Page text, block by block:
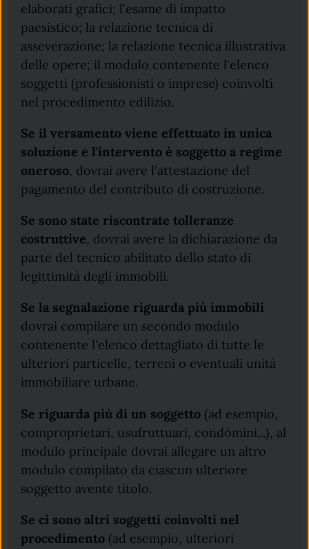
elaborati grafici; l'esame di impatto
paesistico; la relazione tecnica di
asseverazione; la relazione tecnica illustrativa
delle opere; il modulo contenente l'elenco
soggetti (professionisti o imprese) coinvolti
nel procedimento edilizio.
Se il versamento viene effettuato in unica
soluzione e l'intervento è soggetto a regime
oneroso, dovrai avere l'attestazione del
pagamento del contributo di costruzione.
Se sono state riscontrate tolleranze
costruttive, dovrai avere la dichiarazione da
parte del tecnico abilitato dello stato di
legittimità degli immobili.
Se la segnalazione riguarda più immobili
dovrai compilare un secondo modulo
contenente l'elenco dettagliato di tutte le
ulteriori particelle, terreni o eventuali unità
immobiliare urbane.
Se riguarda più di un soggetto (ad esempio,
comproprietari, usufruttuari, condòmini...), al
modulo principale dovrai allegare un altro
modulo compilato da ciascun ulteriore
soggetto avente titolo.
Se ci sono altri soggetti coinvolti nel
procedimento (ad esempio, ulteriori